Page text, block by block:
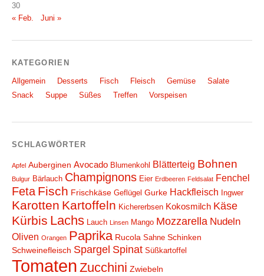
30
« Feb.
Juni »
KATEGORIEN
Allgemein Desserts Fisch Fleisch Gemüse
Salate
Snack
Suppe Süßes Treffen Vorspeisen
SCHLAGWÖRTER
Apfel Auberginen Avocado Blumenkohl Blätterteig Bohnen
Bulgur Bärlauch Champignons Eier Erdbeeren Feldsalat Fenchel
Feta Fisch Frischkäse Geflügel Gurke Hackfleisch Ingwer
Karotten Kartoffeln Kichererbsen Kokosmilch Käse
Kürbis Lachs Lauch Linsen Mango Mozzarella Nudeln
Oliven Orangen Paprika Rucola Sahne Schinken
Schweinefleisch Spargel Spinat Süßkartoffel
Tomaten Zucchini Zwiebeln